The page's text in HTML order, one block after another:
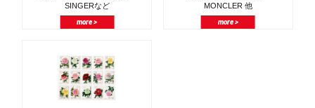
SINGERなど
more >
MONCLER 他
more >